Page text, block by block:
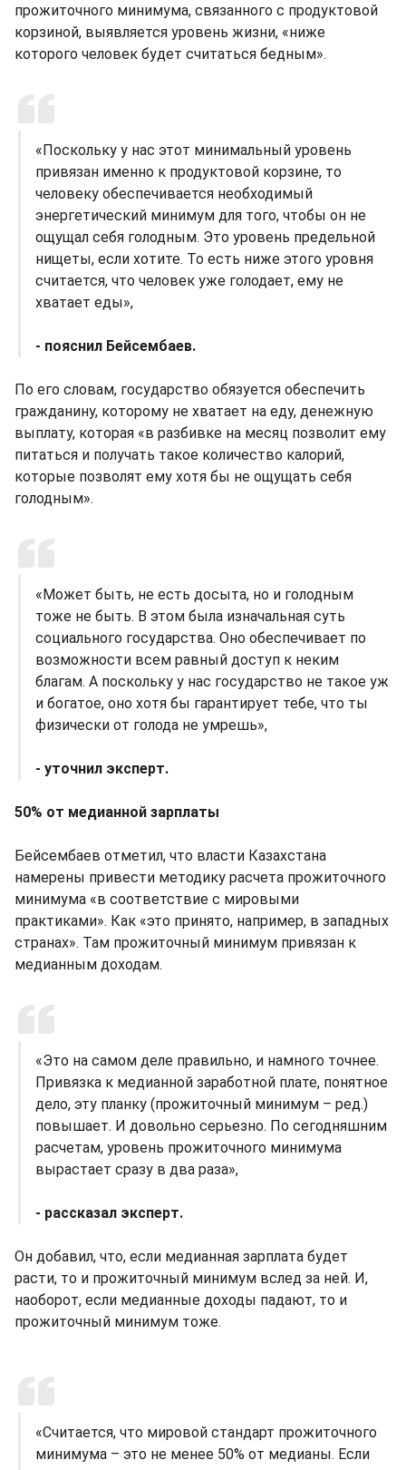
прожиточного минимума, связанного с продуктовой
корзиной, выявляется уровень жизни, «ниже
которого человек будет считаться бедным».
«Поскольку у нас этот минимальный уровень
привязан именно к продуктовой корзине, то
человеку обеспечивается необходимый
энергетический минимум для того, чтобы он не
ощущал себя голодным. Это уровень предельной
нищеты, если хотите. То есть ниже этого уровня
считается, что человек уже голодает, ему не
хватает еды»,
- пояснил Бейсембаев.
По его словам, государство обязуется обеспечить
гражданину, которому не хватает на еду, денежную
выплату, которая «в разбивке на месяц позволит ему
питаться и получать такое количество калорий,
которые позволят ему хотя бы не ощущать себя
голодным».
«Может быть, не есть досыта, но и голодным
тоже не быть. В этом была изначальная суть
социального государства. Оно обеспечивает по
возможности всем равный доступ к неким
благам. А поскольку у нас государство не такое уж
и богатое, оно хотя бы гарантирует тебе, что ты
физически от голода не умрешь»,
- уточнил эксперт.
50% от медианной зарплаты
Бейсембаев отметил, что власти Казахстана
намерены привести методику расчета прожиточного
минимума «в соответствие с мировыми
практиками». Как «это принято, например, в западных
странах». Там прожиточный минимум привязан к
медианным доходам.
«Это на самом деле правильно, и намного точнее.
Привязка к медианной заработной плате, понятное
дело, эту планку (прожиточный минимум – ред.)
повышает. И довольно серьезно. По сегодняшним
расчетам, уровень прожиточного минимума
вырастает сразу в два раза»,
- рассказал эксперт.
Он добавил, что, если медианная зарплата будет
расти, то и прожиточный минимум вслед за ней. И,
наоборот, если медианные доходы падают, то и
прожиточный минимум тоже.
«Считается, что мировой стандарт прожиточного
минимума – это не менее 50% от медианы. Если